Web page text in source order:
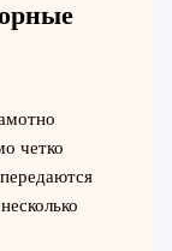
четко